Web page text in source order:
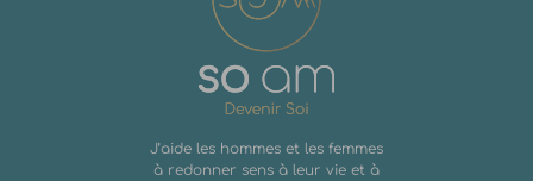
J’aide les hommes et les femmes
à redonner sens à leur vie et à